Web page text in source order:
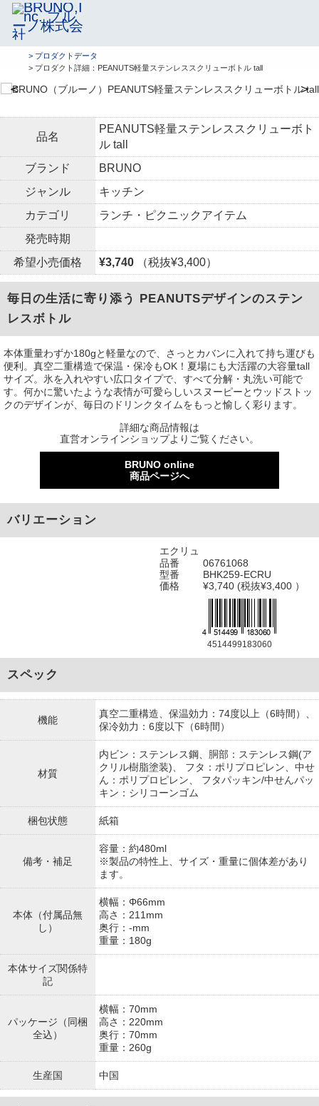
> プロダクトデータ
> プロダクト詳細：PEANUTS軽量ステンレススクリューボトル tall
＜ ＞
品名
PEANUTS軽量ステンレススクリューボト
ル tall
ブランド
BRUNO
ジャンル
キッチン
カテゴリ
ランチ・ピクニックアイテム
発売時期
希望小売価格
¥3,740 （税抜¥3,400）
毎日の生活に寄り添う PEANUTSデザインのステン
レスボトル
本体重量わずか180gと軽量なので、さっとカバンに入れて持ち運びも
便利。真空二重構造で保温・保冷もOK！夏場にも大活躍の大容量tall
サイズ。氷を入れやすい広口タイプで、すべて分解・丸洗い可能で
す。何かに驚いたような表情が可愛らしいスヌーピーとウッドストッ
クのデザインが、毎日のドリンクタイムをもっと愉しく彩ります。
詳細な商品情報は
直営オンラインショップよりご覧ください。
BRUNO online
商品ページへ
バリエーション
エクリュ
品番
06761068
型番
BHK259-ECRU
価格
¥3,740 (税抜¥3,400 ）
4514499183060
スペック
機能
真空二重構造、保温効力：74度以上（6時間）、
保冷効力：6度以下（6時間）
材質
内ビン：ステンレス鋼、胴部：ステンレス鋼(ア
クリル樹脂塗装)、 フタ：ポリプロピレン、中せ
ん：ポリプロピレン、 フタパッキン/中せんパッ
キン：シリコーンゴム
梱包状態 紙箱
備考・補足
容量：約480ml
※製品の特性上、サイズ・重量に個体差があり
ます。
本体（付属品無
し）
横幅：Φ66mm
高さ：211mm
奥行：-mm
重量：180g
本体サイズ関係特
記
パッケージ（同梱
全込）
横幅：70mm
高さ：220mm
奥行：70mm
重量：260g
生産国 中国